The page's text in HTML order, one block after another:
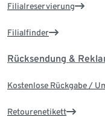
Filialreservierung
Filialfinder
Rücksendung &
Kostenlose Rückgabe /
Retourenetikett